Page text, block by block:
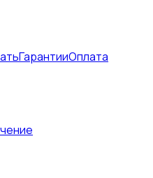
ГарантииОплата